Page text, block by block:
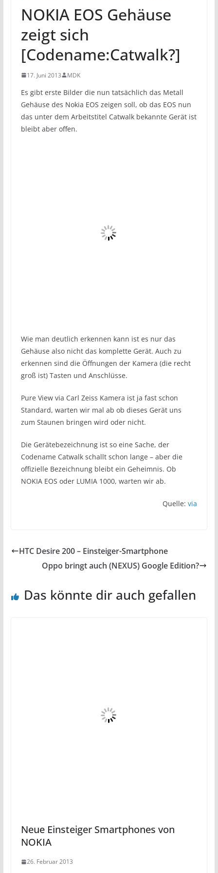
NOKIA EOS Gehäuse
zeigt sich
[Codename:Catwalk?]
17. Juni 2013 MDK
Es gibt erste Bilder die nun tatsächlich das Metall
Gehäuse des Nokia EOS zeigen soll, ob das EOS nun
das unter dem Arbeitstitel Catwalk bekannte Gerät ist
bleibt aber offen.
Wie man deutlich erkennen kann ist es nur das
Gehäuse also nicht das komplette Gerät. Auch zu
erkennen sind die Öffnungen der Kamera (die recht
groß ist) Tasten und Anschlüsse.
Pure View via Carl Zeiss Kamera ist ja fast schon
Standard, warten wir mal ab ob dieses Gerät uns
zum Staunen bringen wird oder nicht.
Die Gerätebezeichnung ist so eine Sache, der
Codename Catwalk schallt schon lange – aber die
offizielle Bezeichnung bleibt ein Geheimnis. Ob
NOKIA EOS oder LUMIA 1000, warten wir ab.
Quelle:via
HTC Desire 200 – Einsteiger-Smartphone
Oppo bringt auch (NEXUS) Google Edition?
Das könnte dir auch gefallen
Neue Einsteiger Smartphones von
NOKIA
26. Februar 2013